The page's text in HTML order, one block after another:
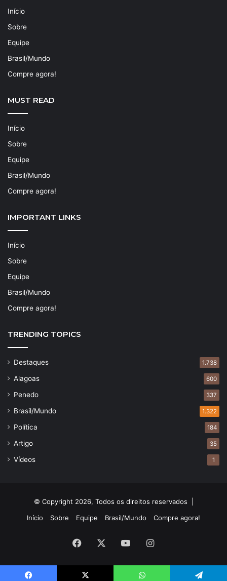
Início
Sobre
Equipe
Brasil/Mundo
Compre agora!
MUST READ
Início
Sobre
Equipe
Brasil/Mundo
Compre agora!
IMPORTANT LINKS
Início
Sobre
Equipe
Brasil/Mundo
Compre agora!
TRENDING TOPICS
Destaques 1.738
Alagoas 600
Penedo 337
Brasil/Mundo 1.322
Política 184
Artigo 35
Vídeos 1
© Copyright 2026, Todos os direitos reservados |
Início
Sobre Equipe Brasil/Mundo Compre agora!
Facebook YouTubeInstagram